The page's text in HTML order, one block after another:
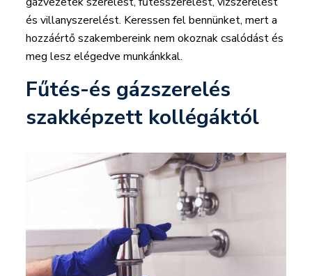
és villanyszerelést. Keressen fel bennünket, mert a
hozzáértő szakembereink nem okoznak csalódást és
meg lesz elégedve munkánkkal.
Fűtés-és gázszerelés
szakképzett kollégáktól